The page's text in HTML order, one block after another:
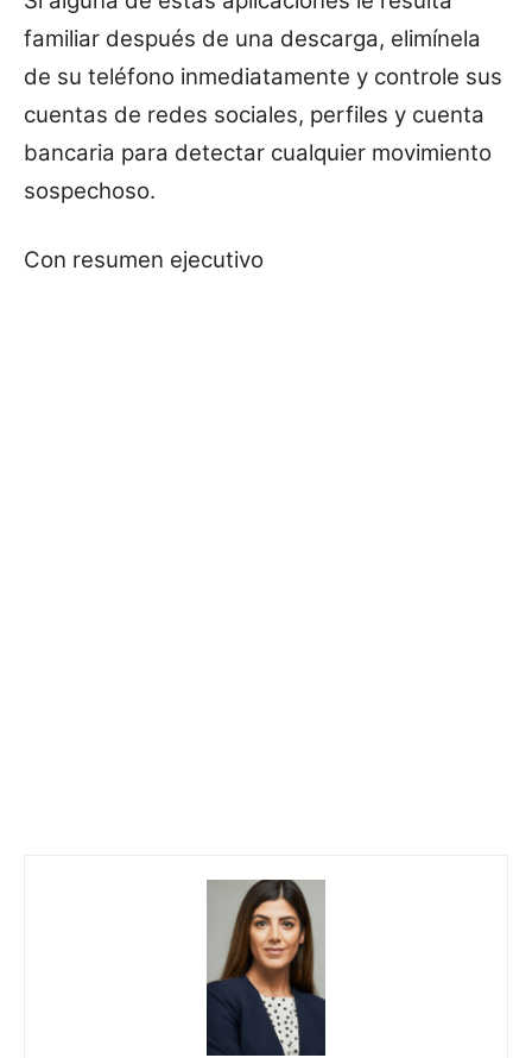
familiar después de una descarga, elimínela
de su teléfono inmediatamente y controle sus
cuentas de redes sociales, perfiles y cuenta
bancaria para detectar cualquier movimiento
sospechoso.
Con resumen ejecutivo